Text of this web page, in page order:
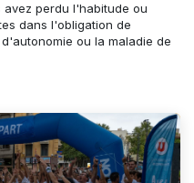
perdu l'habitude ou
dans l'obligation de
ou la maladie de